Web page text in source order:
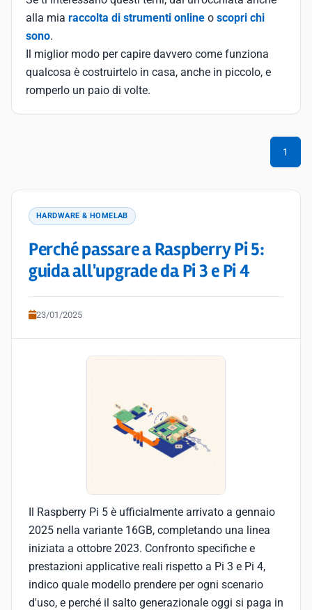
alla mia raccolta di strumenti online o scopri chi
sono.
Il miglior modo per capire davvero come funziona
qualcosa è costruirtelo in casa, anche in piccolo, e
romperlo un paio di volte.
1
HARDWARE & HOMELAB
Perché passare a Raspberry Pi 5:
guida all'upgrade da Pi 3 e Pi 4
23/01/2025
Il Raspberry Pi 5 è ufficialmente arrivato a gennaio
2025 nella variante 16GB, completando una linea
iniziata a ottobre 2023. Confronto specifiche e
prestazioni applicative reali rispetto a Pi 3 e Pi 4,
indico quale modello prendere per ogni scenario
d'uso, e perché il salto generazionale oggi si paga in